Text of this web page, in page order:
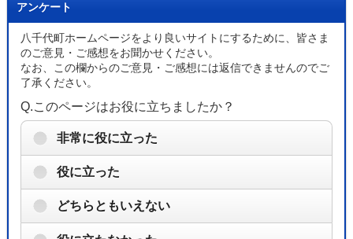
アンケート
八千代町ホームページをより良いサイトにするために、皆さま
のご意見・ご感想をお聞かせください。
なお、この欄からのご意見・ご感想には返信できませんのでご
了承ください。
Q.このページはお役に立ちましたか？
非常に役に立った
役に立った
どちらともいえない